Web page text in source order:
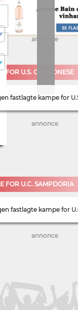
annonce
FOR U.S. CREMONESE
fastlagte kampe for
annonce
FOR U.C. SAMPDORIA
fastlagte kampe for
annonce